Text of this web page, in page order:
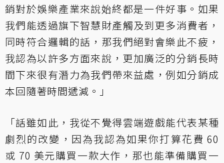
銷對於娛樂產業來說始終都是一件好事。如果
我們能透過旗下智慧財產觸及到更多消費者，
同時符合邏輯的話，那我們絕對會樂此不疲，
我認為以許多方面來說，更加廣泛的分銷長時
間下來很有潛力為我們帶來益處，例如分銷成
本回隨著時間遞減。」
「話雖如此，我從不覺得雲端遊戲能代表某種
劇烈的改變，因為我認為如果你打算花費 60
或 70 美元購買一款大作，那也能準備購買一